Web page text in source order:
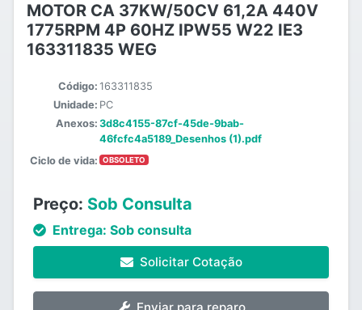
MOTOR CA 37KW/50CV 61,2A 440V
1775RPM 4P 60HZ IPW55 W22 IE3
163311835 WEG
Código: 163311835
Unidade: PC
Anexos: 3d8c4155-87cf-45de-9bab-
46fcfc4a5189_Desenhos (1).pdf
Ciclo de vida:
OBSOLETO
Preço: Sob Consulta
Entrega: Sob consulta
Solicitar Cotação